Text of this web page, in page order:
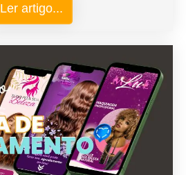
Ler artigo...